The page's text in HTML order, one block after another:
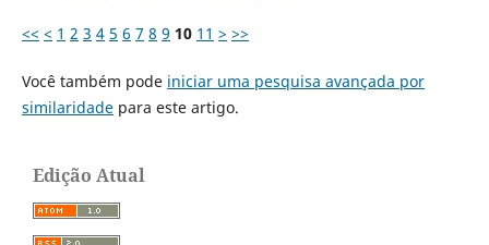
<< < 1 2 3 4 5 6 7 8 9 10 11 > >>
Você também pode iniciar uma pesquisa avançada por
similaridadepara este artigo.
Edição Atual